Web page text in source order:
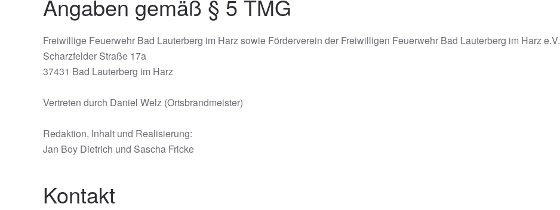
Angaben gemäß § 5 TMG
Freiwillige Feuerwehr Bad Lauterberg im Harz sowie Förderverein der Freiwilligen Feuerwehr Bad Lauterberg im Harz e.V.
Scharzfelder Straße 17a
37431 Bad Lauterberg im Harz
Vertreten durch Daniel Welz (Ortsbrandmeister)
Redaktion, Inhalt und Realisierung:
Jan Boy Dietrich und Sascha Fricke
Kontakt